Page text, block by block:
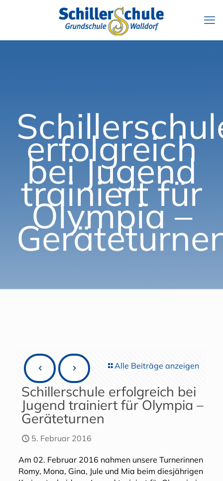
erfolgreich
bei Jugend
trainiert für
Olympia –
Alle Beiträge anzeigen
Schillerschule erfolgreich bei
Jugend trainiert für Olympia –
Geräteturnen
5. Februar 2016
Am 02. Februar 2016 nahmen unsere Turnerinnen
Romy, Mona, Gina, Jule und Mia beim diesjährigen